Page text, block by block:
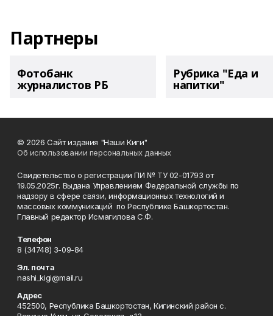
Партнеры
Фотобанк
журналистов РБ
Рубрика "Еда и
напитки"
© 2026 Сайт издания "Наши Киги"
Об использовании персональных данных
Свидетельство о регистрации ПИ № ТУ 02-01793 от
19.05.2025г. Выдана Управлением Федеральной службы по
надзору в сфере связи, информационных технологий и
массовых коммуникаций по Республике Башкортостан.
Главный редактор Исмагилова С.Ф.
Телефон
8 (34748) 3-09-84
Эл. почта
nashi_kigi@mail.ru
Адрес
452500, Республика Башкортостан, Кигинский район с.